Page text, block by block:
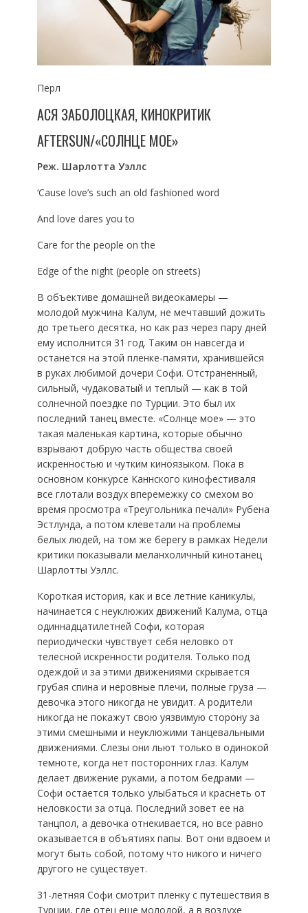
Перл
АСЯ ЗАБОЛОЦКАЯ, КИНОКРИТИК
AFTERSUN/«СОЛНЦЕ МОЕ»
Реж. Шарлотта Уэллс
‘Cause love’s such an old fashioned word
And love dares you to
Care for the people on the
Edge of the night (people on streets)
В объективе домашней видеокамеры —
молодой мужчина Калум, не мечтавший дожить
до третьего десятка, но как раз через пару дней
ему исполнится 31 год. Таким он навсегда и
останется на этой пленке-памяти, хранившейся
в руках любимой дочери Софи. Отстраненный,
сильный, чудаковатый и теплый — как в той
солнечной поездке по Турции. Это был их
последний танец вместе. «Солнце мое» — это
такая маленькая картина, которые обычно
взрывают добрую часть общества своей
искренностью и чутким киноязыком. Пока в
основном конкурсе Каннского кинофестиваля
все глотали воздух вперемежку со смехом во
время просмотра «Треугольника печали» Рубена
Эстлунда, а потом клеветали на проблемы
белых людей, на том же берегу в рамках Недели
критики показывали меланхоличный кинотанец
Шарлотты Уэллс.
Короткая история, как и все летние каникулы,
начинается с неуклюжих движений Калума, отца
одиннадцатилетней Софи, которая
периодически чувствует себя неловко от
телесной искренности родителя. Только под
одеждой и за этими движениями скрывается
грубая спина и неровные плечи, полные груза —
девочка этого никогда не увидит. А родители
никогда не покажут свою уязвимую сторону за
этими смешными и неуклюжими танцевальными
движениями. Слезы они льют только в одинокой
темноте, когда нет посторонних глаз. Калум
делает движение руками, а потом бедрами —
Софи остается только улыбаться и краснеть от
неловкости за отца. Последний зовет ее на
танцпол, а девочка отнекивается, но все равно
оказывается в объятиях папы. Вот они вдвоем и
могут быть собой, потому что никого и ничего
другого не существует.
31-летняя Софи смотрит пленку с путешествия в
Турции, где отец еще молодой, а в воздухе